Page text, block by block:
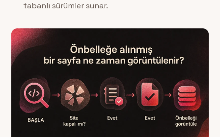
tabanlı sürümler sunar.